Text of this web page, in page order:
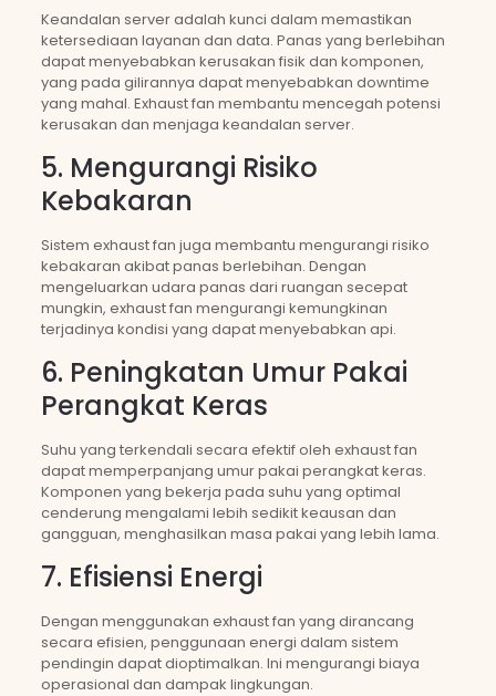
Keandalan server adalah kunci dalam memastikan
ketersediaan layanan dan data. Panas yang berlebihan
dapat menyebabkan kerusakan fisik dan komponen,
yang pada gilirannya dapat menyebabkan downtime
yang mahal. Exhaust fan membantu mencegah potensi
kerusakan dan menjaga keandalan server.
5. Mengurangi Risiko
Kebakaran
Sistem exhaust fan juga membantu mengurangi risiko
kebakaran akibat panas berlebihan. Dengan
mengeluarkan udara panas dari ruangan secepat
mungkin, exhaust fan mengurangi kemungkinan
terjadinya kondisi yang dapat menyebabkan api.
6. Peningkatan Umur Pakai
Perangkat Keras
Suhu yang terkendali secara efektif oleh exhaust fan
dapat memperpanjang umur pakai perangkat keras.
Komponen yang bekerja pada suhu yang optimal
cenderung mengalami lebih sedikit keausan dan
gangguan, menghasilkan masa pakai yang lebih lama.
7. Efisiensi Energi
Dengan menggunakan exhaust fan yang dirancang
secara efisien, penggunaan energi dalam sistem
pendingin dapat dioptimalkan. Ini mengurangi biaya
operasional dan dampak lingkungan.